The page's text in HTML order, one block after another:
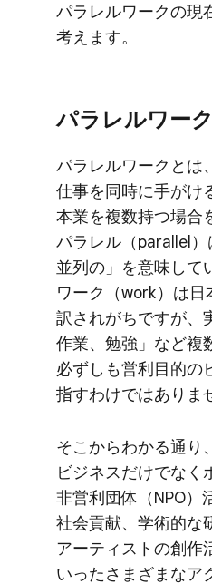
パラレルワークの​現
考えます。
パラレルワー
パラレルワークとは
仕事を​同時に​手がけ
本業を​複数持つ​場合
パラレル​（parallel）
並列の」を​意味して
ワーク​（work）は​日
訳されがちですが、​
作業、​勉強」など​複
必ずしも​営利目的の​
指すわけでは​ありま
そこから​わかる​通り
ビジネスだけでなく​
非営利団体​（NPO）​
社会貢献、​学術的な​
アーティストの​創作
いったさまざまな​ア